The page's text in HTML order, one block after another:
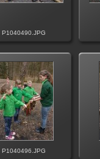
P1040490.JPG
P1040496.JPG